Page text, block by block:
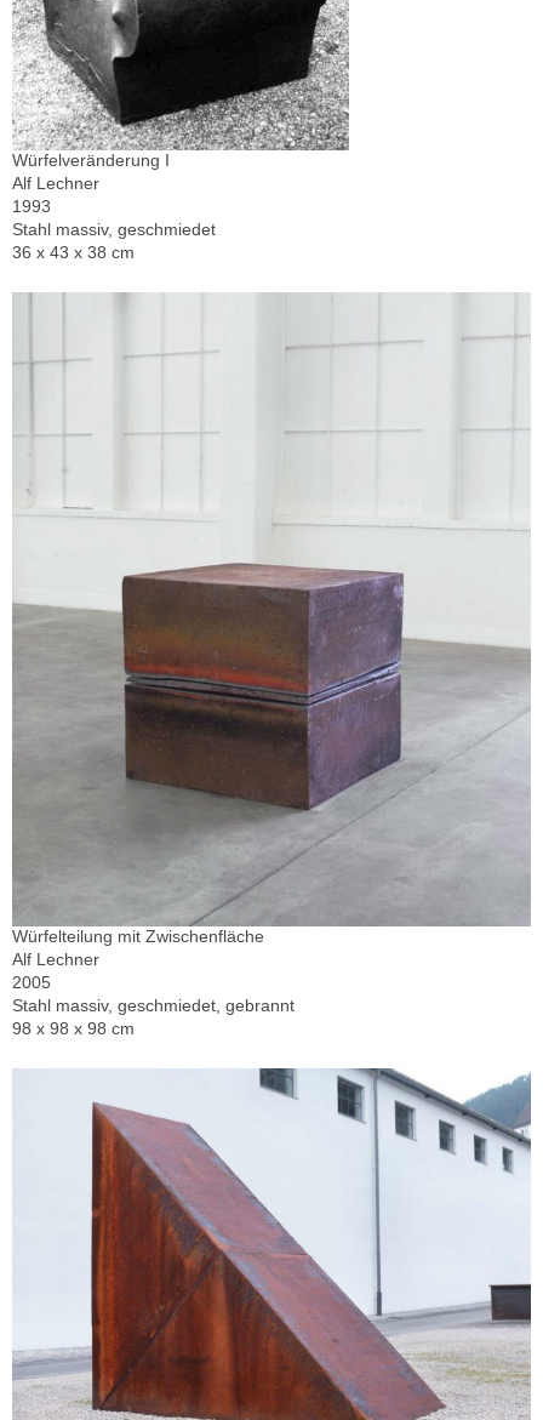
Würfelveränderung I
Alf Lechner
1993
Stahl massiv, geschmiedet
36 x 43 x 38 cm
Würfelteilung mit Zwischenfläche
Alf Lechner
2005
Stahl massiv, geschmiedet, gebrannt
98 x 98 x 98 cm